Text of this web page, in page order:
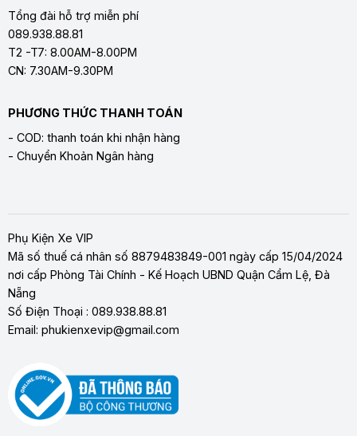
Tổng đài hỗ trợ miễn phí
089.938.88.81
T2 -T7: 8.00AM-8.00PM
CN: 7.30AM-9.30PM
PHƯƠNG THỨC THANH TOÁN
- COD: thanh toán khi nhận hàng
- Chuyển Khoản Ngân hàng
Phụ Kiện Xe VIP
Mã số thuế cá nhân số 8879483849-001 ngày cấp 15/04/2024
nơi cấp Phòng Tài Chính - Kế Hoạch UBND Quận Cẩm Lệ, Đà
Nẵng
Số Điện Thoại : 089.938.88.81
Email: phukienxevip@gmail.com